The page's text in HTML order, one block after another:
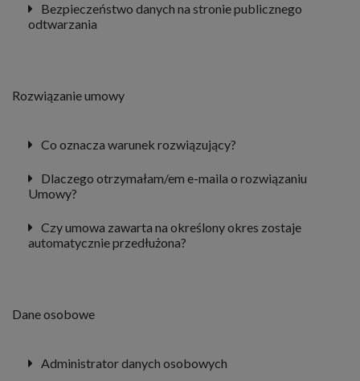
Bezpieczeństwo danych na stronie publicznego
odtwarzania
Rozwiązanie umowy
Co oznacza warunek rozwiązujący?
Dlaczego otrzymałam/em e-maila o rozwiązaniu
Umowy?
Czy umowa zawarta na określony okres zostaje
automatycznie przedłużona?
Dane osobowe
Administrator danych osobowych